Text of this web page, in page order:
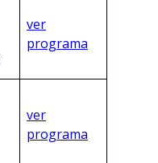
ver
programa
ver
programa